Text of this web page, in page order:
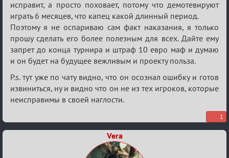
исправит, а просто поховает, потому что демотевируют
играть 6 месяцев, что капец какой длинный период.
Поэтому я не оспариваю сам факт наказания, я только
прошу сделать его более полезным для всех. Дайте ему
запрет до конца турнира и штраф 10 евро маф и думаю
и он будет на будущее вежливым и проекту польза.
P.s. тут уже по чату видно, что он осознал ошибку и готов
извиниться, ну и видно что он не из тех игроков, которые
неисправимы в своей наглости.
1
Vera